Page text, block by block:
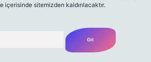
içerisinde sitemizden kaldırılacaktır.